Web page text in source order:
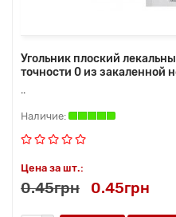
Угольник плоский
точности 0 из закаленной
Цена за шт.:
0.45грн 0.45грн